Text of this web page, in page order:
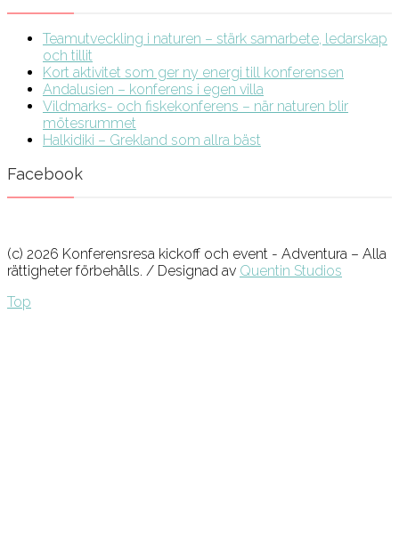
Teamutveckling i naturen – stärk samarbete, ledarskap
och tillit
Kort aktivitet som ger ny energi till konferensen
Andalusien – konferens i egen villa
Vildmarks- och fiskekonferens – när naturen blir
mötesrummet
Halkidiki – Grekland som allra bäst
Facebook
(c) 2026 Konferensresa kickoff och event - Adventura – Alla
rättigheter förbehålls. / Designad av Quentin Studios
Top